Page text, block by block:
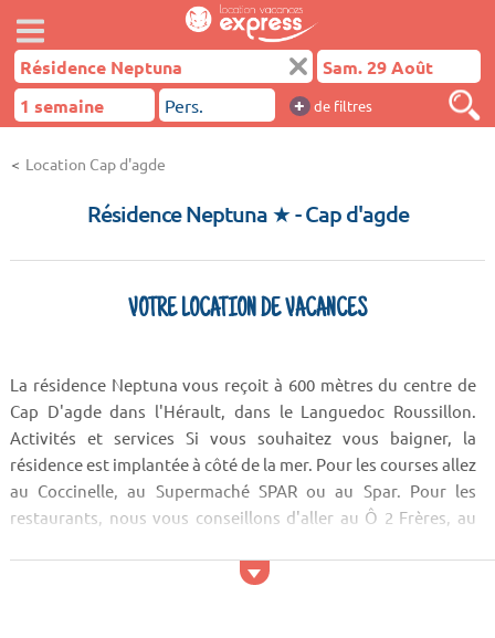
+ de filtres
Location Cap d'agde
Résidence Neptuna ★- Cap d'agde
VOTRE LOCATION DE VACANCES
La résidence Neptuna vous reçoit à 600 mètres du centre de
Cap D'agde dans l'Hérault, dans le Languedoc Roussillon.
Activités et services Si vous souhaitez vous baigner, la
résidence est implantée à côté de la mer. Pour les courses allez
au Coccinelle, au Supermaché SPAR ou au Spar. Pour les
restaurants, nous vous conseillons d'aller au Ô 2 Frères, au